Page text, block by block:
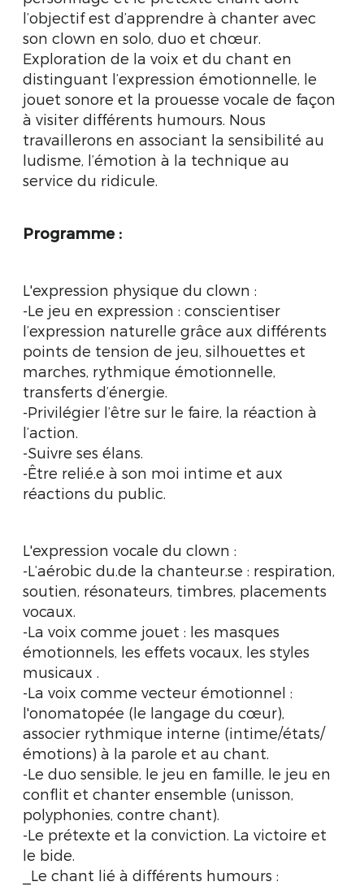
l’objectif est d’apprendre à chanter avec
son clown en solo, duo et chœur.
Exploration de la voix et du chant en
distinguant l’expression émotionnelle, le
jouet sonore et la prouesse vocale de façon
à visiter différents humours. Nous
travaillerons en associant la sensibilité au
ludisme, l’émotion à la technique au
service du ridicule.
Programme :
L'expression physique du clown :
-Le jeu en expression : conscientiser
l’expression naturelle grâce aux différents
points de tension de jeu, silhouettes et
marches, rythmique émotionnelle,
transferts d’énergie.
-Privilégier l’être sur le faire, la réaction à
l’action.
-Suivre ses élans.
-Être relié.e à son moi intime et aux
réactions du public.
L'expression vocale du clown :
-L’aérobic du.de la chanteur.se : respiration,
soutien, résonateurs, timbres, placements
vocaux.
-La voix comme jouet : les masques
émotionnels, les effets vocaux, les styles
musicaux .
-La voix comme vecteur émotionnel :
l'onomatopée (le langage du cœur),
associer rythmique interne (intime/états/
émotions) à la parole et au chant.
-Le duo sensible, le jeu en famille, le jeu en
conflit et chanter ensemble (unisson,
polyphonies, contre chant).
-Le prétexte et la conviction. La victoire et
le bide.
_Le chant lié à différents humours :